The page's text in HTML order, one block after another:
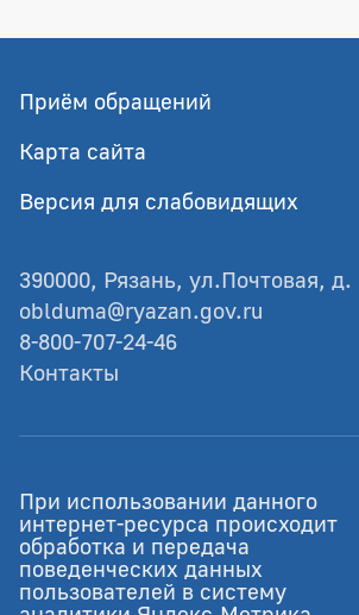
Приём обращений
Карта сайта
Версия для слабовидящих
390000, Рязань, ул.Почтовая,
oblduma@ryazan.gov.ru
8-800-707-24-46
Контакты
© Рязанская областная Дума
Разработка - GIANIT.ru
Работает на Российском ПО
При использовании данного
интернет-ресурса происходит
обработка и передача
поведенческих данных
пользователей в систему